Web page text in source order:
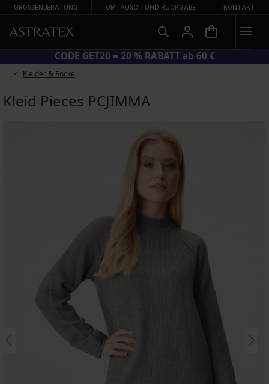
GRÖSSENBERATUNG UMTAUSCH UND RÜCKGABE KONTAKT
CODE GET20 = 20 % RABATT ab 60 €
Kleider & Röcke
Kleid Pieces PCJIMMA